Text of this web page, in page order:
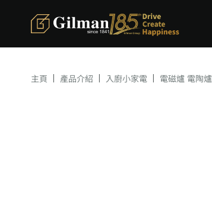
主頁 產品介紹 入廚小家電 電磁爐 電陶